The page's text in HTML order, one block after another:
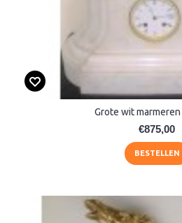
Grote wit
€875,00
BESTELLEN